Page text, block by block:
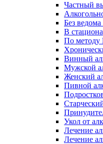
Частный
Без
В
По
Винный
Мужской
Женский
Пивной
Укол от
Лечение
Лечение